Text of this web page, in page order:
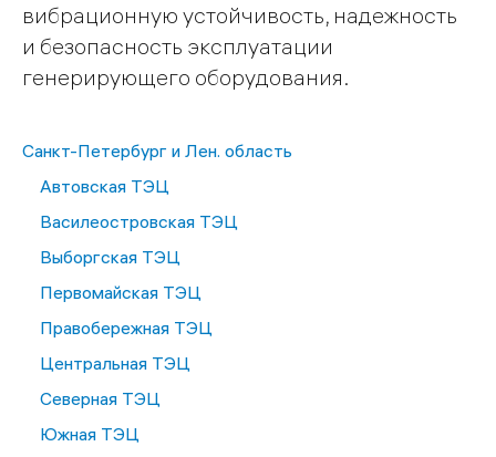
вибрационную устойчивость, надежность
и безопасность эксплуатации
генерирующего оборудования.
Санкт-Петербург и Лен. область
Автовская ТЭЦ
Василеостровская ТЭЦ
Выборгская ТЭЦ
Первомайская ТЭЦ
Правобережная ТЭЦ
Центральная ТЭЦ
Северная ТЭЦ
Южная ТЭЦ